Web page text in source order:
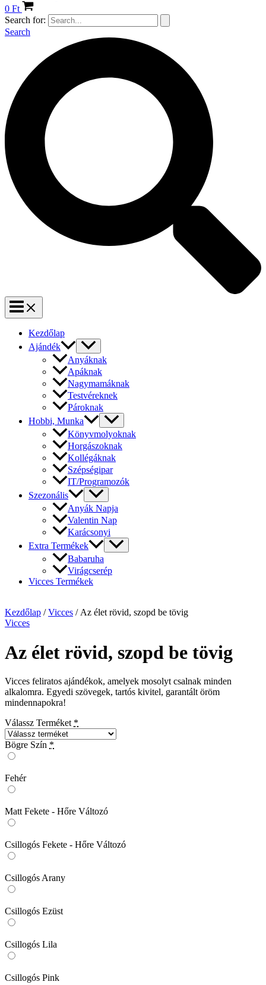
0 Ft
Search for:
Search
Kezdőlap
Ajándék
Anyáknak
Apáknak
Nagymamáknak
Testvéreknek
Pároknak
Hobbi, Munka
Könyvmolyoknak
Horgászoknak
Kollégáknak
Szépségipar
IT/Programozók
Szezonális
Anyák Napja
Valentin Nap
Karácsonyi
Extra Termékek
Babaruha
Virágcserép
Vicces Termékek
Kezdőlap /Vicces / Az élet rövid, szopd be tövig
Vicces
Az élet rövid, szopd be tövig
Vicces feliratos ajándékok, amelyek mosolyt csalnak minden
alkalomra. Egyedi szövegek, tartós kivitel, garantált öröm
mindennapokra!
Válassz Terméket *
Bögre Szín *
Fehér
Matt Fekete - Hőre Változó
Csillogós Fekete - Hőre Változó
Csillogós Arany
Csillogós Ezüst
Csillogós Lila
Csillogós Pink